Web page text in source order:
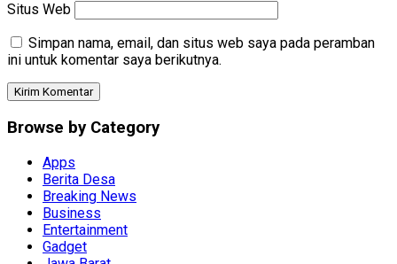
Situs Web
Simpan nama, email, dan situs web saya pada peramban
ini untuk komentar saya berikutnya.
Browse by Category
Apps
Berita Desa
Breaking News
Business
Entertainment
Gadget